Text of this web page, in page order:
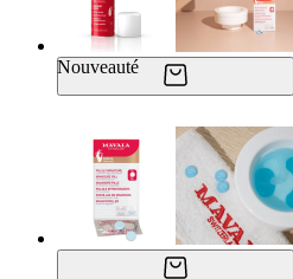
Nouveauté